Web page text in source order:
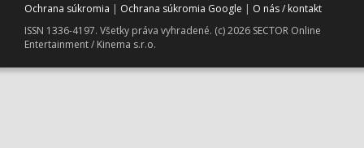
Ochrana súkromia | Ochrana súkromia Google | O nás / kontakt
ISSN 1336-4197. Všetky práva vyhradené. (c) 2026 SECTOR Online
Entertainment / Kinema s.r.o.